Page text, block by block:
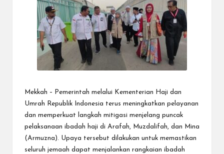
Mekkah – Pemerintah melalui Kementerian Haji dan
Umrah Republik Indonesia terus meningkatkan pelayanan
dan memperkuat langkah mitigasi menjelang puncak
pelaksanaan ibadah haji di Arafah, Muzdalifah, dan Mina
(Armuzna). Upaya tersebut dilakukan untuk memastikan
seluruh jemaah dapat menjalankan rangkaian ibadah